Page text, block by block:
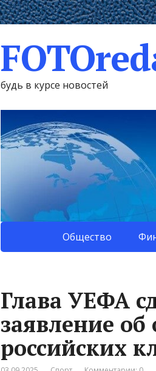
будь в курсе новостей
Общество
Глава УЕФА
заявление об
российских